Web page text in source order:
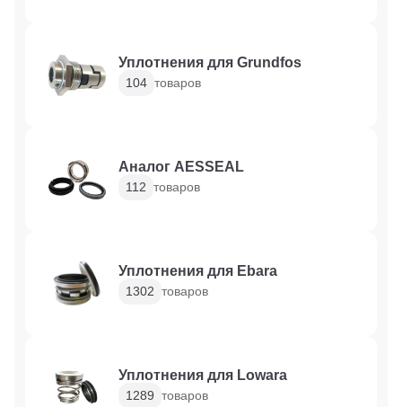
Уплотнения для Grundfos
104 товаров
Аналог AESSEAL
112 товаров
Уплотнения для Ebara
1302 товаров
Уплотнения для Lowara
1289 товаров